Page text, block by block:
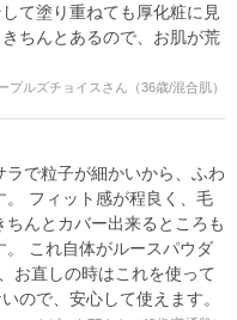
て塗り重ねても厚化粧に見
ちんとあるので、お肌が荒
プルズチョイスさん（36歳/混合肌）
で粒子が細かいから、ふわ
。 フィット感が程良く、毛
んとカバー出来るところも
。 これ自体がルースパウダ
お直しの時はこれを使って
ので、安心して使えます。